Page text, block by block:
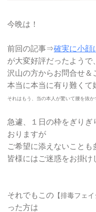
今晩は！
前回の記事⇒確実に小顔
が大変好評だったようで、
沢山の方からお問合せ＆
本当に本当に有り難く
それはもう、当の本人が驚いて腰を抜か
急遽、１日の枠をぎりぎ
おりますが
ご希望に添えないことも
皆様にはご迷惑をお掛け
それでもこの 【排毒フェ
った方は